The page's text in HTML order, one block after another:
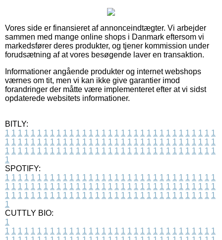
Vores side er finansieret af annonceindtægter. Vi arbejder
sammen med mange online shops i Danmark eftersom vi
markedsfører deres produkter, og tjener kommission under
forudsætning af at vores besøgende laver en transaktion.
Informationer angående produkter og internet webshops
værnes om tit, men vi kan ikke give garantier imod
forandringer der måtte være implementeret efter at vi sidst
opdaterede websitets informationer.
BITLY:
1 1 1 1 1 1 1 1 1 1 1 1 1 1 1 1 1 1 1 1 1 1 1 1 1 1 1 1 1 1 1 1 1
1 1 1 1 1 1 1 1 1 1 1 1 1 1 1 1 1 1 1 1 1 1 1 1 1 1 1 1 1 1 1 1 1
1 1 1 1 1 1 1 1 1 1 1 1 1 1 1 1 1 1 1 1 1 1 1 1 1 1 1 1 1 1 1 1 1
1
SPOTIFY:
1 1 1 1 1 1 1 1 1 1 1 1 1 1 1 1 1 1 1 1 1 1 1 1 1 1 1 1 1 1 1 1 1
1 1 1 1 1 1 1 1 1 1 1 1 1 1 1 1 1 1 1 1 1 1 1 1 1 1 1 1 1 1 1 1 1
1 1 1 1 1 1 1 1 1 1 1 1 1 1 1 1 1 1 1 1 1 1 1 1 1 1 1 1 1 1 1 1 1
1
CUTTLY BIO:
1
1 1 1 1 1 1 1 1 1 1 1 1 1 1 1 1 1 1 1 1 1 1 1 1 1 1 1 1 1 1 1 1 1